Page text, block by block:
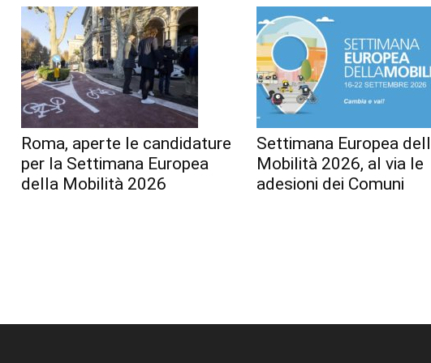
Roma, aperte le candidature
per la Settimana Europea
della Mobilità 2026
Settimana Europea
Mobilità 2026, al via le
adesioni dei Comuni